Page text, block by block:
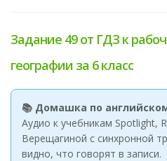
Задание 49 от ГДЗ к
географии за 6 класс
📚 Домашка по
Аудио к учебникам Spotlight,
Верещагиной с синхронной
видно, что говорят в записи.